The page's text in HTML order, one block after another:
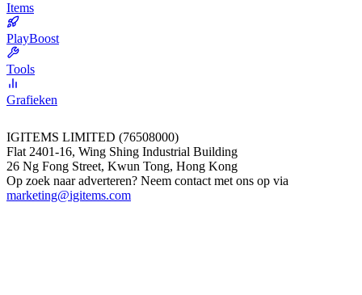
Items
PlayBoost
Tools
Grafieken
IGITEMS LIMITED (76508000)
Flat 2401-16, Wing Shing Industrial Building
26 Ng Fong Street, Kwun Tong, Hong Kong
Op zoek naar adverteren? Neem contact met ons op via
marketing@igitems.com